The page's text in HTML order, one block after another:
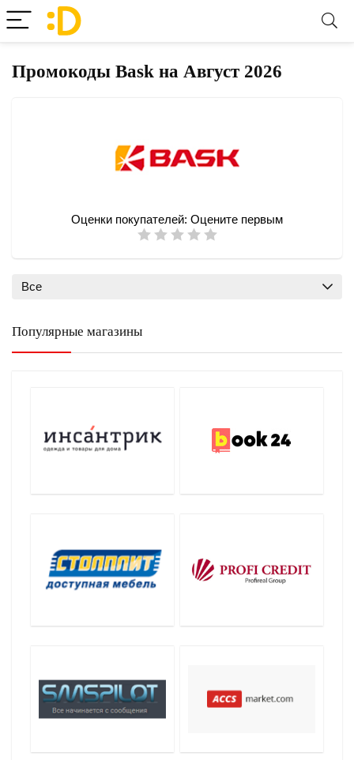
Промокоды Bask на Август 2026
Оценки покупателей: Оцените первым
Все
Популярные магазины